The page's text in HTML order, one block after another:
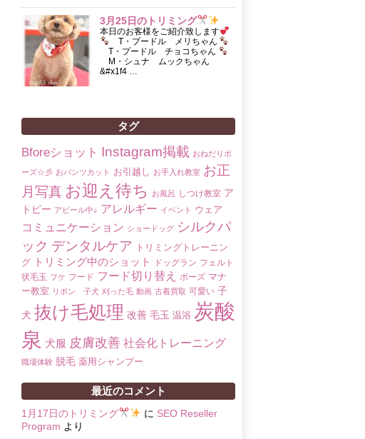
3月25日のトリミング
本日のお客様をご紹介致します
T・プードル メリちゃん
T・プードル チョコちゃん
M・シュナ ムックちゃん
&#x1f4 …
タグ
Bforeショット Instagram掲載 おねだりポ
ーズ☆彡 おパンツカット お引越し お手入れ教室 お正
月写真 お迎え待ち お風呂 しつけ教室 ア
トピー アピール中♪ アレルギー イベント ウェア
コミュニケーション ショードッグ シルクパ
ック デンタルケア
トリミングトレーニン
グ トリミング中のショット ドッグラン フェルト
状毛玉 フケ フード フード切り替え ポーズ マナ
ー教室 リボン 子犬 刈った毛 動画 古着買取 可愛い 子
犬 抜け毛処理 改善 毛玉 温浴 炭酸
泉 犬服 皮膚改善 社会化トレーニング
職場体験 脱毛 薬用シャンプー
最近のコメント
1月17日のトリミング に SEO Reseller
Program より